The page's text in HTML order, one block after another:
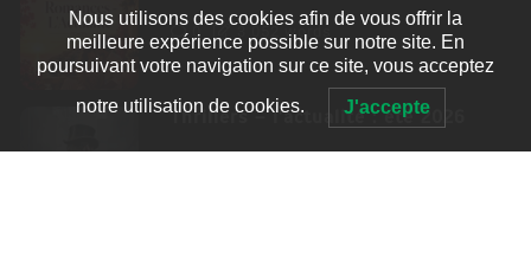
0 3 052 words
Thrillers – l’actualité : été 2026
Nous utilisons des cookies afin de vous offrir la
meilleure expérience possible sur notre site. En
poursuivant votre navigation sur ce site, vous acceptez
notre utilisation de cookies. J'accepte